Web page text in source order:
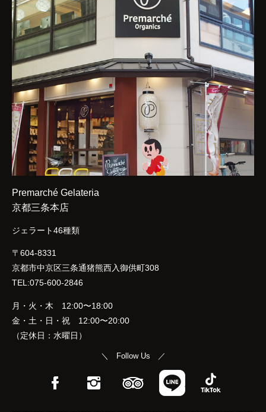
Premarché Gelateria
京都三条本店
ジェラート46種類
〒604-8331
京都市中京区三条通猪熊西入御供町308
TEL:075-600-2846
月・火・木 12:00〜18:00
金・土・日・祝 12:00〜20:00
（定休日：水曜日）
＼ Follow Us ／
FacebookInstagramTripAdvisor
LINE